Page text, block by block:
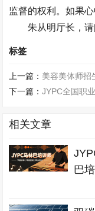
监督的权利。如果
朱从明厅长，
标签
上一篇： 美容美体师招
下一篇：JYPC全国职
相关文章
巴